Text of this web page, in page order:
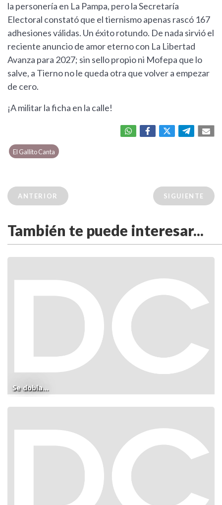
la personería en La Pampa, pero la Secretaría
Electoral constató que el tiernismo apenas rascó 167
adhesiones válidas. Un éxito rotundo. De nada sirvió el
reciente anuncio de amor eterno con La Libertad
Avanza para 2027; sin sello propio ni Mofepa que lo
salve, a Tierno no le queda otra que volver a empezar
de cero.
¡A militar la ficha en la calle!
El Gallito Canta
ANTERIOR SIGUIENTE
También te puede interesar...
Se dobla...